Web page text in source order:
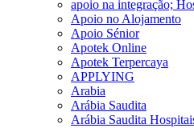
apoio na integração;
Apoio no Alojamento
Apoio Sénior
Apotek Online
Apotek Terpercaya
APPLYING
Arabia
Arábia Saudita
Arábia Saudita